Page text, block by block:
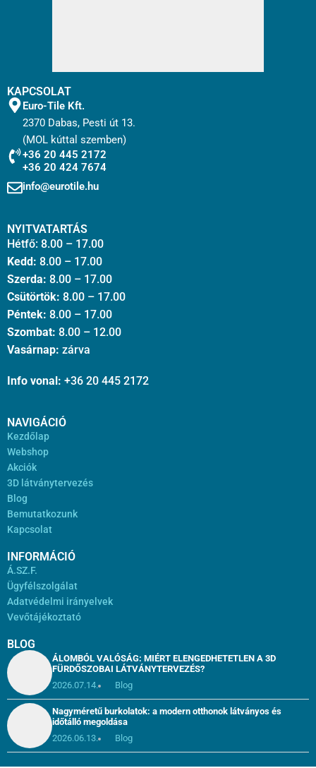
KAPCSOLAT
Euro-Tile Kft.
2370 Dabas, Pesti út 13.
(MOL kúttal szemben)
+36 20 445 2172
+36 20 424 7674
info@eurotile.hu
NYITVATARTÁS
Hétfő: 8.00 – 17.00
Kedd: 8.00 – 17.00
Szerda: 8.00 – 17.00
Csütörtök: 8.00 – 17.00
Péntek: 8.00 – 17.00
Szombat: 8.00 – 12.00
Vasárnap: zárva
Info vonal: +36 20 445 2172
NAVIGÁCIÓ
Kezdőlap
Webshop
Akciók
3D látványtervezés
Blog
Bemutatkozunk
Kapcsolat
INFORMÁCIÓ
Á.SZ.F.
Ügyfélszolgálat
Adatvédelmi irányelvek
Vevőtájékoztató
BLOG
ÁLOMBÓL VALÓSÁG: MIÉRT ELENGEDHETETLEN A 3D
FÜRDŐSZOBAI LÁTVÁNYTERVEZÉS?
2026.07.14.
Blog
Nagyméretű burkolatok: a modern otthonok látványos és
időtálló megoldása
2026.06.13.
Blog